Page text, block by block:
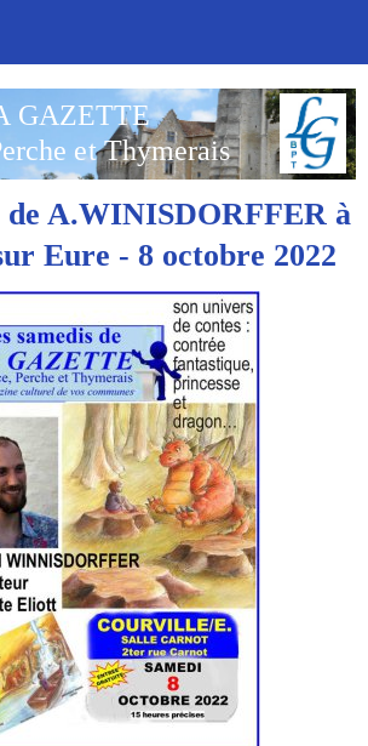
GAZETTE
et Thymerais
de A.WINISDORFFER à
Eure - 8 octobre 2022